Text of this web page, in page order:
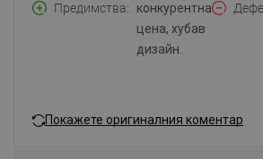
Предимства
конкурентна
цена, хубав
дизайн.
Покажете оригиналния коментар